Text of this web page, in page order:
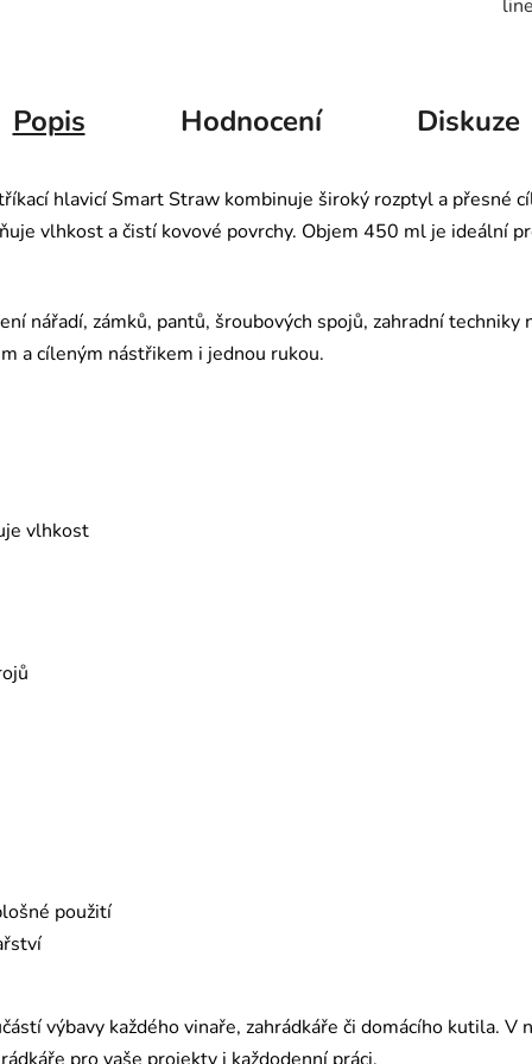
Popis Hodnocení Diskuze
hlavicí Smart Straw kombinuje široký rozptyl a přesné
vlhkost a čistí kovové povrchy. Objem 450 ml je ideální
nářadí, zámků, pantů, šroubových spojů, zahradní
a cíleným nástřikem i jednou rukou.
vlhkost
použití
výbavy každého vinaře, zahrádkáře či domácího kutila. V